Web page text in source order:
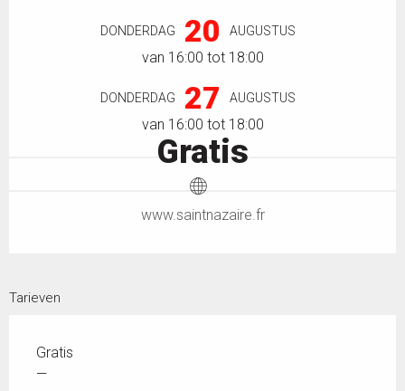
DONDERDAG 20 AUGUSTUS
van 16:00 tot 18:00
DONDERDAG 27 AUGUSTUS
van 16:00 tot 18:00
Gratis
www.saintnazaire.fr
Tarieven
Gratis
—